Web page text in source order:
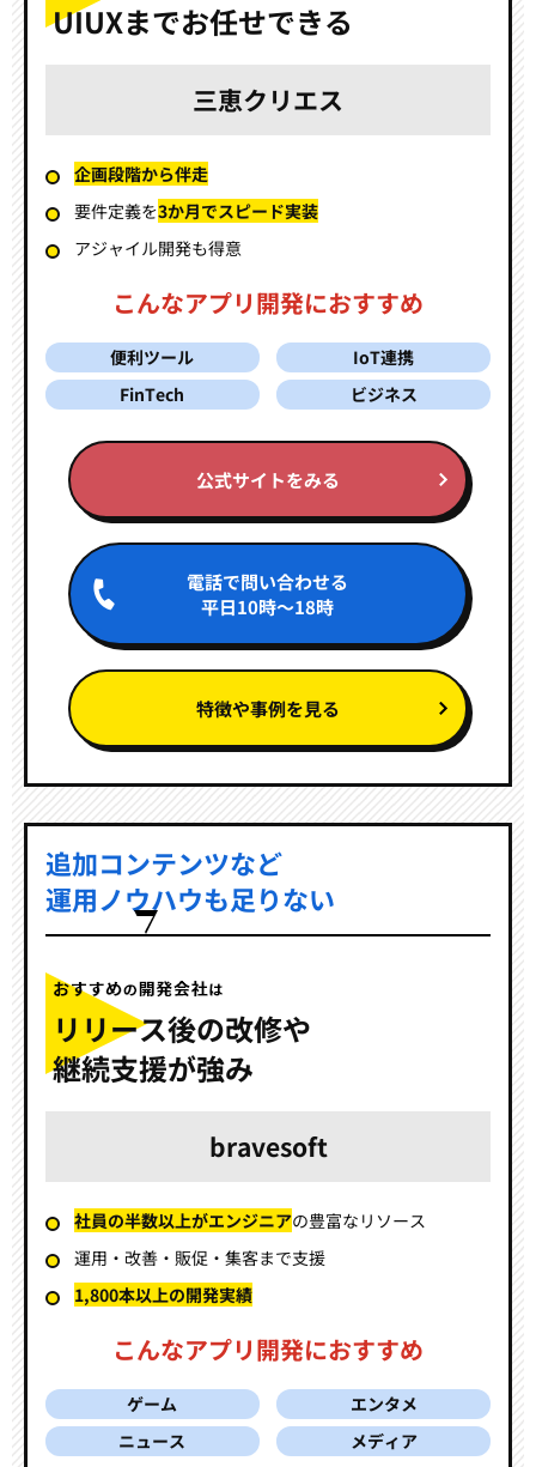
UIUXまでお任せできる
三恵クリエス
企画段階から伴走
要件定義を3か月でスピード実装
アジャイル開発も得意
こんなアプリ開発におすすめ
便利ツール
IoT連携
FinTech
ビジネス
公式サイトをみる
電話で問い合わせる
平日10時～18時
特徴や事例を見る
追加コンテンツなど
運用ノウハウも足りない
リリース後の改修や
継続支援が強み
bravesoft
社員の半数以上がエンジニアの豊富なリソース
運用・改善・販促・集客まで支援
1,800本以上の開発実績
こんなアプリ開発におすすめ
ゲーム
エンタメ
ニュース
メディア